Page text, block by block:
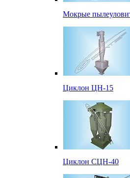
Мокрые
Циклон ЦН-15
Циклон СЦН-40